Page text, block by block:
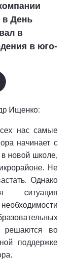
День
в
в юго-
Ищенко:
нас самые
начинает с
новой школе,
Не
Однако
ситуация
решаются во
поддержке